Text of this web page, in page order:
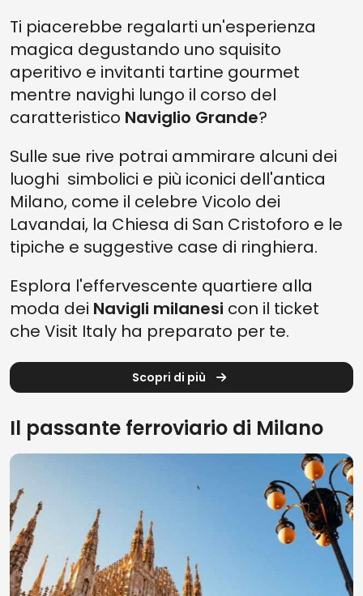
Ti piacerebbe regalarti un'esperienza
magica degustando uno squisito
aperitivo e invitanti tartine gourmet
mentre navighi lungo il corso del
caratteristico Naviglio Grande?
Sulle sue rive potrai ammirare alcuni dei
luoghi simbolici e più iconici dell'antica
Milano, come il celebre Vicolo dei
Lavandai, la Chiesa di San Cristoforo e le
tipiche e suggestive case di ringhiera.
Esplora l'effervescente quartiere alla
moda dei Navigli milanesi con il ticket
che Visit Italy ha preparato per te.
Scopri di più
Il passante ferroviario di Milano